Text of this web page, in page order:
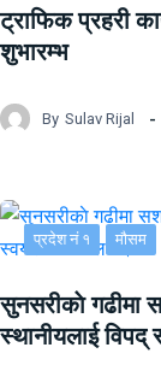
ट्राफिक प्रहरी
शुभारम्भ
By Sulav Rijal
प्रदेश नं १ मौसम
सुनसरीकाे गढीमा
स्थानीयलाई